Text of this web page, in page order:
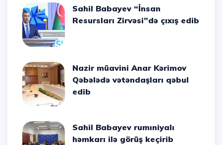
Sahil Babayev “İnsan
Resursları Zirvəsi”də çıxış edib
Nazir müavini Anar Kərimov
Qəbələdə vətəndaşları qəbul
edib
Sahil Babayev rumıniyalı
həmkarı ilə görüş keçirib